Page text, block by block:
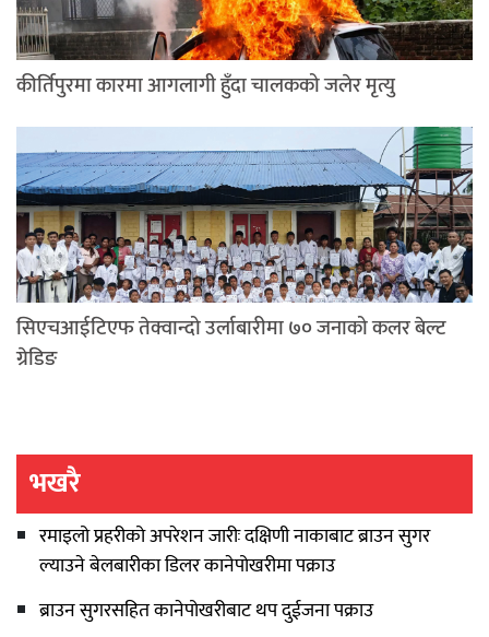
कीर्तिपुरमा कारमा आगलागी हुँदा चालकको जलेर मृत्यु
सिएचआईटिएफ तेक्वान्दो उर्लाबारीमा ७० जनाको कलर बेल्ट
ग्रेडिङ
भखरै
रमाइलो प्रहरीको अपरेशन जारीः दक्षिणी नाकाबाट ब्राउन सुगर
ल्याउने बेलबारीका डिलर कानेपोखरीमा पक्राउ
ब्राउन सुगरसहित कानेपोखरीबाट थप दुईजना पक्राउ